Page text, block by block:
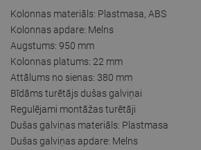
Kolonnas materiāls: Plastmasa, ABS
Kolonnas apdare: Melns
Augstums: 950 mm
Kolonnas platums: 22 mm
Attālums no sienas: 380 mm
Bīdāms turētājs dušas galviņai
Regulējami montāžas turētāji
Dušas galviņas materiāls: Plastmasa
Dušas galviņas apdare: Melns